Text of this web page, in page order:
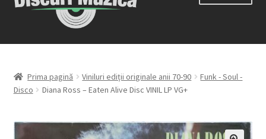
Viniluri ediții originale anii 70-90
CD-uri originale
Prima pagină Viniluri ediții originale anii 70-90
Funk - Soul -
Disco
Diana Ross – Eaten Alive Disc VINIL LP VG+